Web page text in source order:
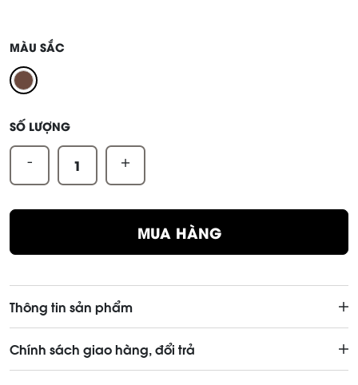
MÀU SẮC
SỐ LƯỢNG
- +
MUA HÀNG
Thông tin sản phẩm
Chính sách giao hàng, đổi trả